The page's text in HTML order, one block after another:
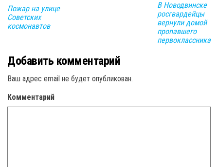
Пожар на улице
Советских
космонавтов
В Новодвинске
росгвардейцы
вернули домой
пропавшего
первоклассника
Добавить комментарий
Ваш адрес email не будет опубликован.
Комментарий